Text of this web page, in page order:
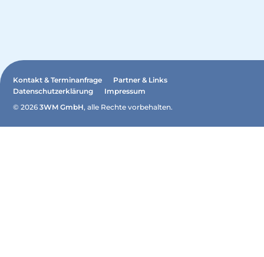
Kontakt & Terminanfrage
Partner & Links
Datenschutzerklärung
Impressum
© 20263WM GmbH, alle Rechte vorbehalten.